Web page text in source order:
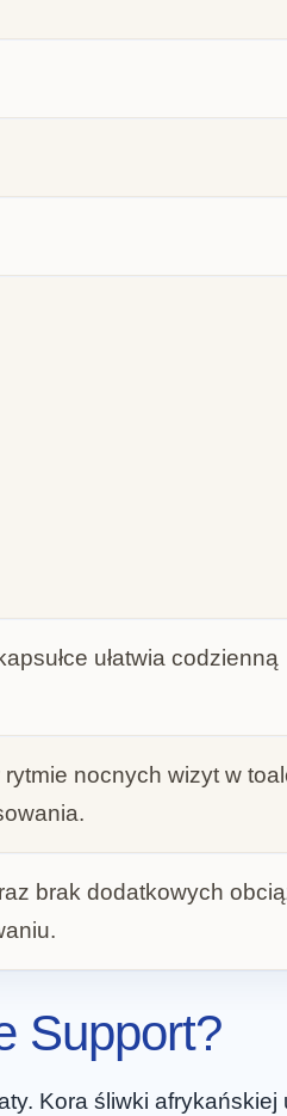
ułatwia codzienną
nocnych wizyt w
brak dodatkowych
Support?
Kora śliwki afrykańskiej